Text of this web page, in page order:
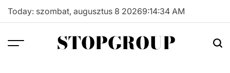
Skip
Today: szombat, augusztus 8 20269:14:35 AM
STOPGROUP